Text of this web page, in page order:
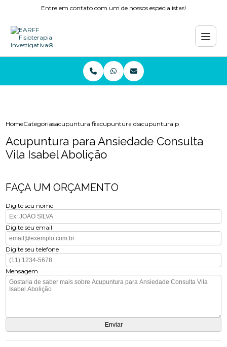
Entre em contato com um de nossos especialistas!
HomeCategoriasacupuntura fisioterapia
acupuntura doracupuntura para ansiedade
Acupuntura para Ansiedade Consulta
Vila Isabel Abolição
FAÇA UM ORÇAMENTO
Digite seu nome
Digite seu email
Digite seu telefone
Mensagem